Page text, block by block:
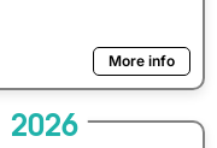
More info
2026